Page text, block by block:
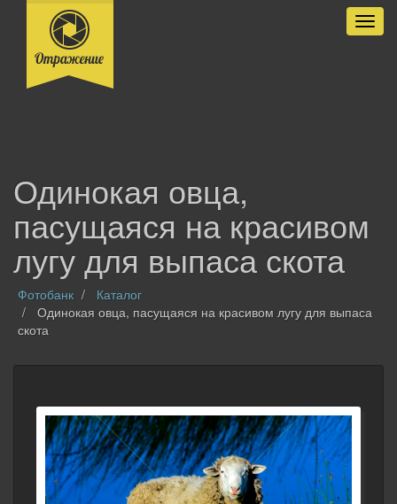
Одинокая овца,
пасущаяся на красивом
лугу для выпаса скота
Фотобанк
Каталог
Одинокая овца, пасущаяся на красивом лугу для выпаса
скота